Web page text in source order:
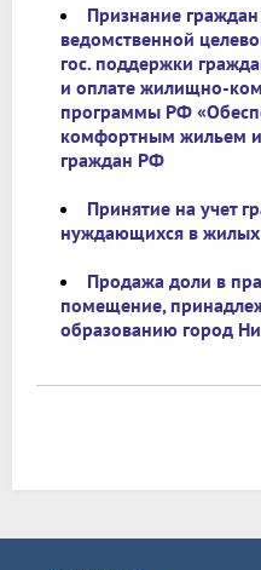
Признание
ведомственной
гос. поддержки
и оплате жилищно-
программы РФ
комфортным жильем
граждан РФ
Принятие на учет
нуждающихся в
Продажа доли в
помещение,
образованию город